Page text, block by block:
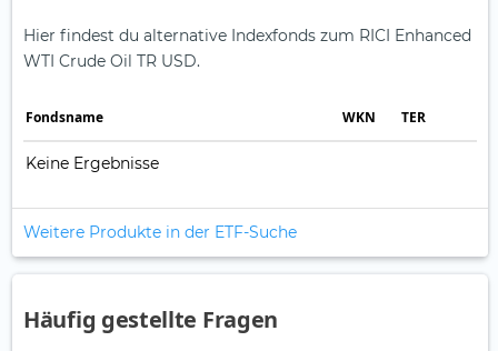
Hier findest du alternative Indexfonds zum RICI Enhanced
WTI Crude Oil TR USD.
Fonds­name WKN TER
Keine Ergebnisse
Weitere Produkte in der ETF-Suche
Häufig gestellte Fragen